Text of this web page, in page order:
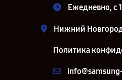
Ежедневно, с
Нижний
Политика